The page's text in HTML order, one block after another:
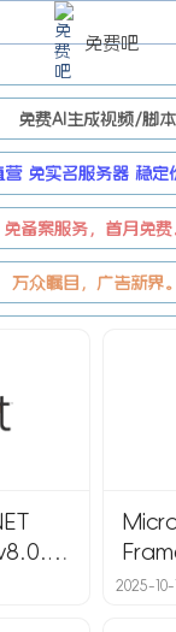
免费吧
免费AI生成视频/脚本
营 免实名服务器 稳定
免备案服务，首月免费
万众瞩目，广告新界。
官方
2025-10-